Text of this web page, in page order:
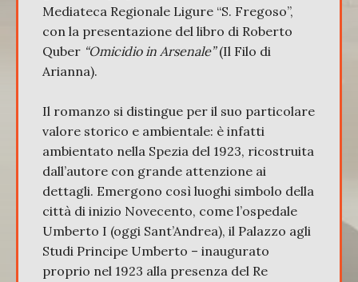
Mediateca Regionale Ligure “S. Fregoso”,
con la presentazione del libro di Roberto
Quber “Omicidio in Arsenale”(Il Filo di
Arianna).
Il romanzo si distingue per il suo particolare
valore storico e ambientale: è infatti
ambientato nella Spezia del 1923, ricostruita
dall’autore con grande attenzione ai
dettagli. Emergono così luoghi simbolo della
città di inizio Novecento, come l’ospedale
Umberto I (oggi Sant’Andrea), il Palazzo agli
Studi Principe Umberto – inaugurato
proprio nel 1923 alla presenza del Re